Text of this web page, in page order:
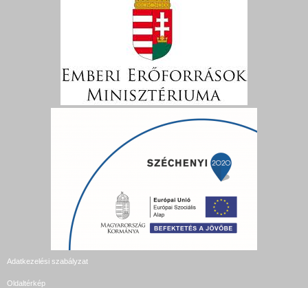
Adatkezelési szabályzat
Oldaltérkép